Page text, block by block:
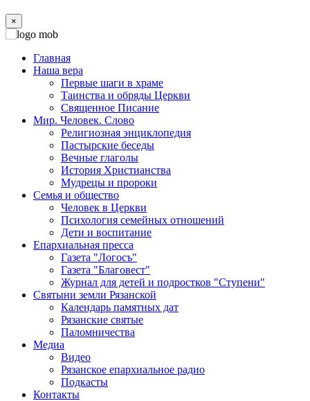
×
Главная
Наша вера
Первые шаги в храме
Таинства и обряды Церкви
Священное Писание
Мир. Человек. Слово
Религиозная энциклопедия
Пастырские беседы
Вечные глаголы
История Христианства
Мудрецы и пророки
Семья и общество
Человек в Церкви
Психология семейных отношений
Дети и воспитание
Епархиальная пресса
Газета "Логосъ"
Газета "Благовест"
Журнал для детей и подростков "Ступени"
Святыни земли Рязанской
Календарь памятных дат
Рязанские святые
Паломничества
Медиа
Видео
Рязанское епархиальное радио
Подкасты
Контакты